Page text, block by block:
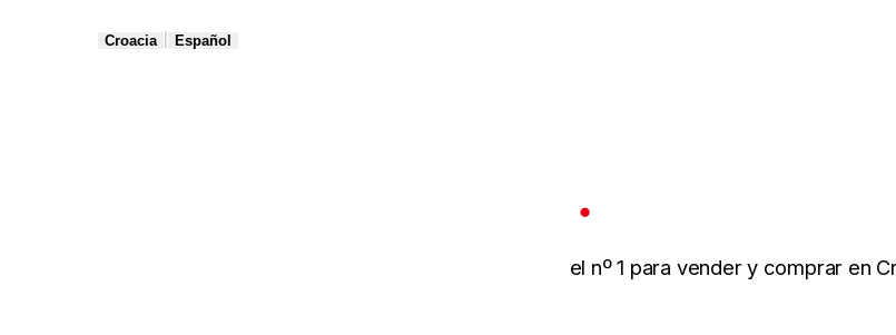
Croacia Español
el nº 1 para vender y comprar en